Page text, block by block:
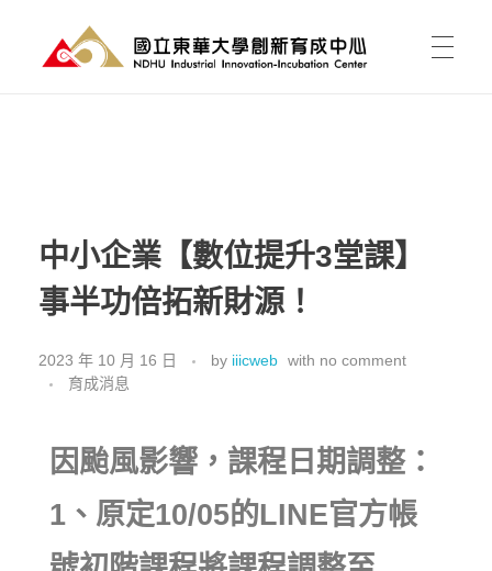
育成能為我做什麼?
有點子，如何開始?
空間介紹與租用
行政人員介紹
育成新聞
東之皇華創業競賽
中小企業【數位提升3堂課】
事半功倍拓新財源！
2023 年 10 月 16 日 by iiicweb with no comment
育成消息
因颱風影響，課程日期調整：
1、​原定10/​05的​LINE官方帳